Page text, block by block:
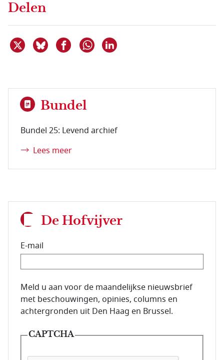
Delen
Deel dit item op X
Deel dit item op Bluesky
Deel dit item op Facebook
Delen via WhatsApp
Bundel
Bundel 25: Levend archief
Lees meer
De Hofvijver
E-mail
E-mailadres van de abonnee.
Meld u aan voor de maandelijkse nieuwsbrief
met beschouwingen, opinies, columns en
achtergronden uit Den Haag en Brussel.
CAPTCHA